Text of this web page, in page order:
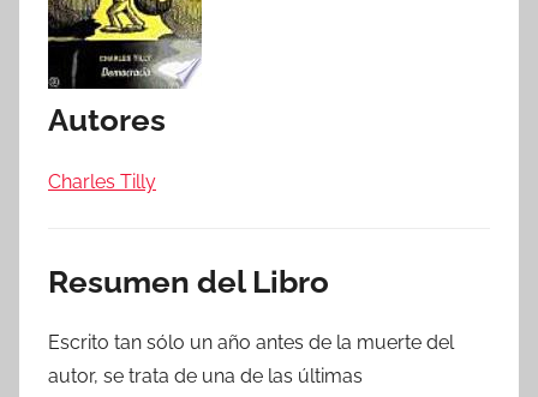
Autores
Charles Tilly
Resumen del Libro
Escrito tan sólo un año antes de la muerte del
autor, se trata de una de las últimas